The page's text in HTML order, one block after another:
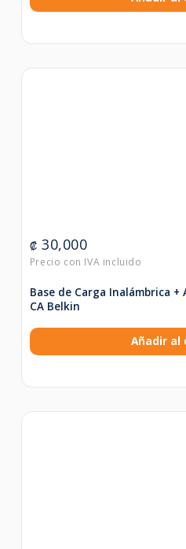
₡ 30,000
Base de Carga Inalámbrica
CA Belkin
Añadir al